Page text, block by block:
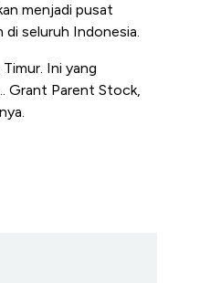
menjadi pusat
seluruh Indonesia.
Ini yang
Grant Parent Stock,